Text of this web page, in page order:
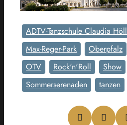
ADTV-Tanzschule Claudia
Max-Reger-Park
Oberpfalz
OTV
Rock'n'Roll Show
Sommerserenaden
tanzen